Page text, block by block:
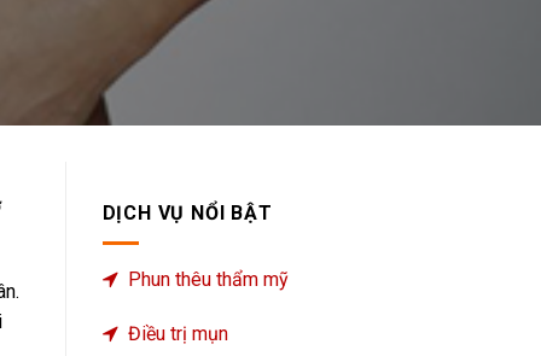
DỊCH VỤ NỔI BẬT
Phun thêu thẩm mỹ
Điều trị mụn